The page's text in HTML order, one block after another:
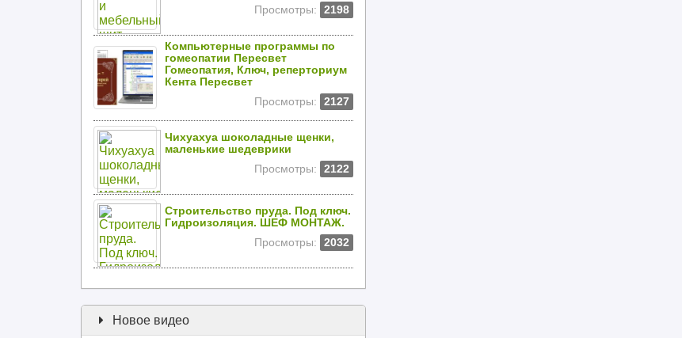
Просмотры:
2198
Компьютерные программы по
гомеопатии Пересвет
Гомеопатия, Ключ, реперториум
Кента Пересвет
Просмотры:
2127
Чихуахуа шоколадные щенки,
маленькие шедеврики
Просмотры:
2122
Строительство пруда. Под ключ.
Гидроизоляция. ШЕФ МОНТАЖ.
Просмотры:
2032
Новое видео